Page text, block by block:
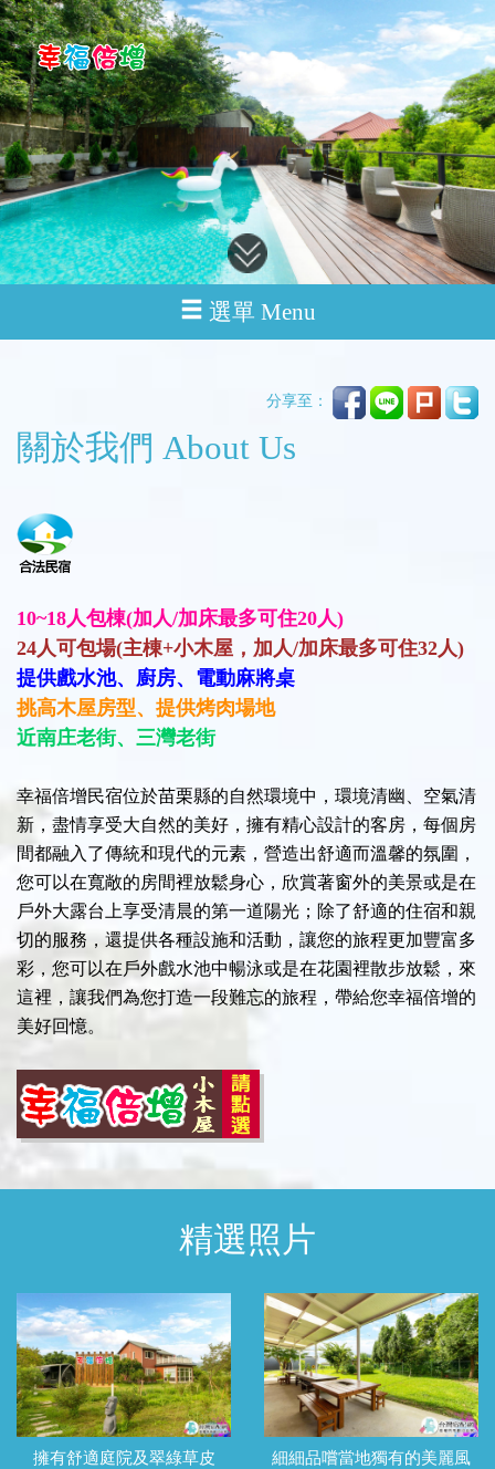
選單 Menu
分享至：
關於我們 About Us
10~18人包棟(加人/加床最多可住20人)
24人可包場(主棟+小木屋，加人/加床最多可住32人)
提供戲水池、廚房、電動麻將桌
挑高木屋房型、提供烤肉場地
近南庄老街、三灣老街
幸福倍增民宿位於苗栗縣的自然環境中，環境清幽、空氣清
新，盡情享受大自然的美好，擁有精心設計的客房，每個房
間都融入了傳統和現代的元素，營造出舒適而溫馨的氛圍，
您可以在寬敞的房間裡放鬆身心，欣賞著窗外的美景或是在
戶外大露台上享受清晨的第一道陽光；除了舒適的住宿和親
切的服務，還提供各種設施和活動，讓您的旅程更加豐富多
彩，您可以在戶外戲水池中暢泳或是在花園裡散步放鬆，來
這裡，讓我們為您打造一段難忘的旅程，帶給您幸福倍增的
美好回憶。
精選照片
擁有舒適庭院及翠綠草皮
細細品嚐當地獨有的美麗風